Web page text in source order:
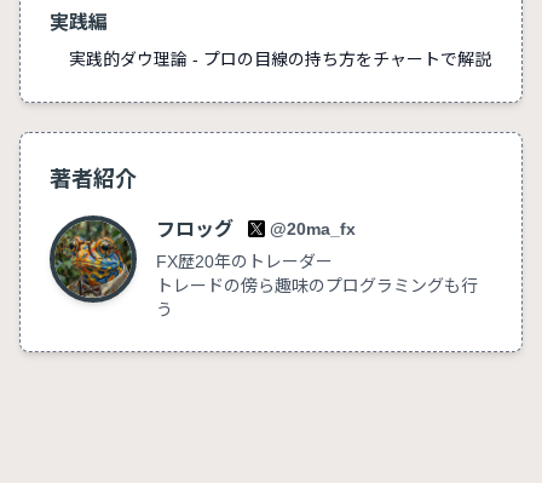
実践編
実践的ダウ理論 - プロの目線の持ち方をチャートで解説
著者紹介
フロッグ
@20ma_fx
FX歴20年のトレーダー
トレードの傍ら趣味のプログラミングも行
う